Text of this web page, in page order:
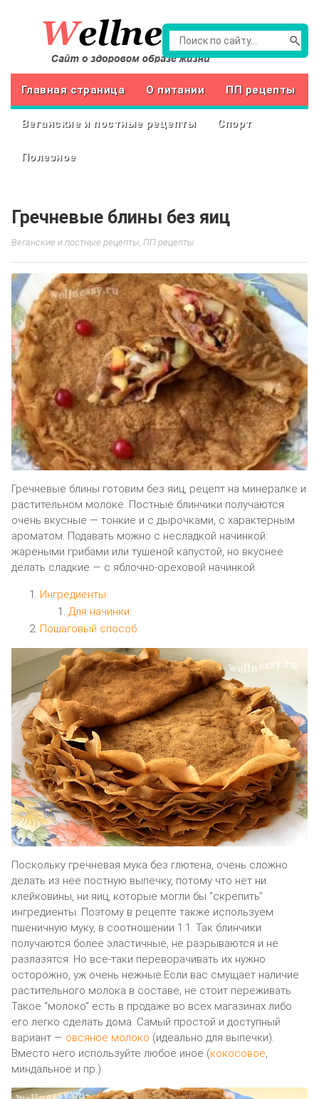
Главная страница О питании ПП рецепты
Веганские и постные рецепты Спорт
Полезное
Гречневые блины без яиц
Веганские и постные рецепты, ПП рецепты
Гречневые блины готовим без яиц, рецепт на минералке и
растительном молоке. Постные блинчики получаются
очень вкусные — тонкие и с дырочками, с характерным
ароматом. Подавать можно с несладкой начинкой:
жареными грибами или тушеной капустой, но вкуснее
делать сладкие — с яблочно-ореховой начинкой.
Ингредиенты:
Для начинки:
Пошаговый способ:
Поскольку гречневая мука без глютена, очень сложно
делать из нее постную выпечку, потому что нет ни
клейковины, ни яиц, которые могли бы “скрепить”
ингредиенты. Поэтому в рецепте также используем
пшеничную муку, в соотношении 1:1. Так блинчики
получаются более эластичные, не разрываются и не
разлазятся. Но все-таки переворачивать их нужно
осторожно, уж очень нежные.Если вас смущает наличие
растительного молока в составе, не стоит переживать.
Такое “молоко” есть в продаже во всех магазинах либо
его легко сделать дома. Самый простой и доступный
вариант — овсяное молоко (идеально для выпечки).
Вместо него используйте любое иное (кокосовое,
миндальное и пр.)